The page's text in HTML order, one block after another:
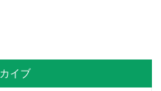
イブ